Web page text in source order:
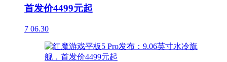
首发价4499元起
7 06.30